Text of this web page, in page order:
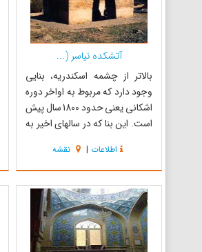
آتشکده نیاسر (...
بالاتر از چشمه اسکندریه، بنایی
وجود دارد که مربوط به اواخر دوره
اشکانی یعنی حدود 1800 سال پیش
است. این بنا که در سالهای اخیر به
با سقفی تقریبا گنبدی و استوار بر چهار
ستون می‌باشد که معروف به
چارطاقی یا چهار طاقی نیاسر
(اتشکده باستانی نیاسر) است.
چهارط...
اطلاعات | نقشه